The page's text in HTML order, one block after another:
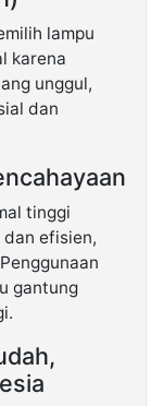
lampu
karena
unggul,
dan
tinggi
efisien,
gantung